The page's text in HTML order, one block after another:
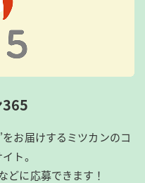
365
お届けするミツカンのコ
ト。
どに応募できます！